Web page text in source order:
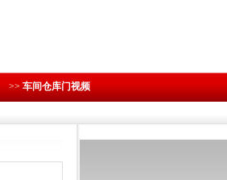
>> 车间仓库门视频